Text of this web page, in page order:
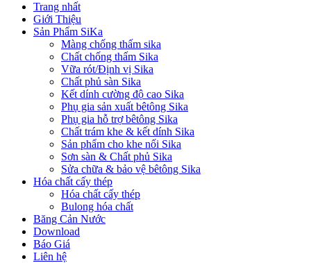
Trang nhất
Giới Thiệu
Sản Phẩm SiKa
Màng chống thấm sika
Chất chống thấm Sika
Vữa rót/Định vị Sika
Chất phủ sàn Sika
Kết dính cường độ cao Sika
Phụ gia sản xuất bêtông Sika
Phụ gia hỗ trợ bêtông Sika
Chất trám khe & kết dính Sika
Sản phẩm cho khe nối Sika
Sơn sàn & Chất phủ Sika
Sửa chữa & bảo vệ bêtông Sika
Hóa chất cấy thép
Hóa chất cấy thép
Bulong hóa chất
Băng Cản Nước
Download
Báo Giá
Liên hệ